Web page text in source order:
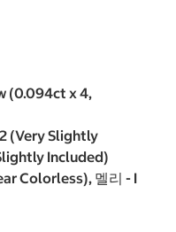
(0.094ct x 4,
(Very Slightly
Included)
Colorless), 멜리 - I